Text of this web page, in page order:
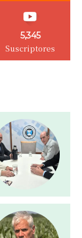
5,345
Suscriptores